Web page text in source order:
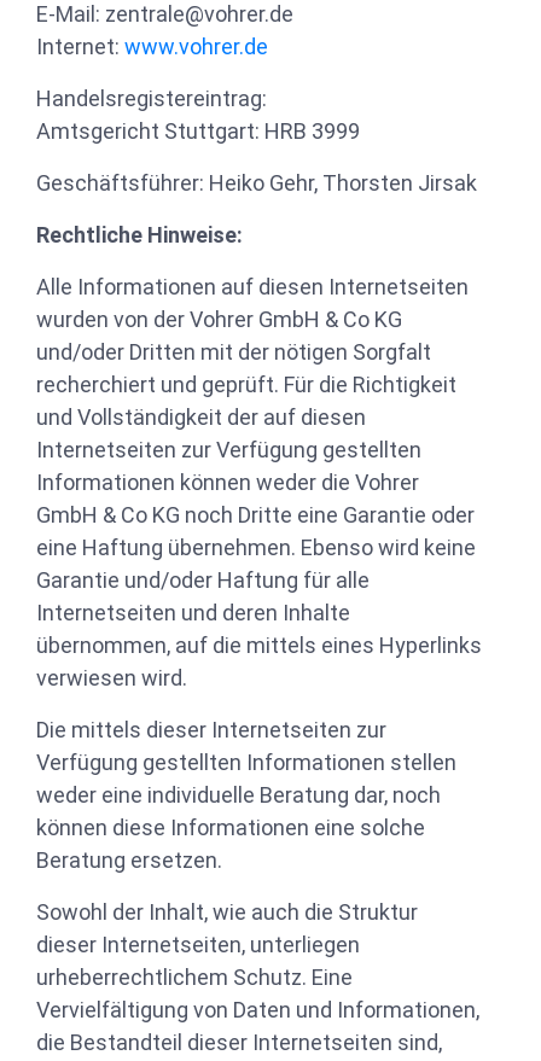
E-Mail: zentrale@vohrer.de
Internet: www.vohrer.de
Handelsregistereintrag:
Amtsgericht Stuttgart: HRB 3999
Geschäftsführer: Heiko Gehr, Thorsten Jirsak
Rechtliche Hinweise:
Alle Informationen auf diesen Internetseiten
wurden von der Vohrer GmbH & Co KG
und/oder Dritten mit der nötigen Sorgfalt
recherchiert und geprüft. Für die Richtigkeit
und Vollständigkeit der auf diesen
Internetseiten zur Verfügung gestellten
Informationen können weder die Vohrer
GmbH & Co KG noch Dritte eine Garantie oder
eine Haftung übernehmen. Ebenso wird keine
Garantie und/oder Haftung für alle
Internetseiten und deren Inhalte
übernommen, auf die mittels eines Hyperlinks
verwiesen wird.
Die mittels dieser Internetseiten zur
Verfügung gestellten Informationen stellen
weder eine individuelle Beratung dar, noch
können diese Informationen eine solche
Beratung ersetzen.
Sowohl der Inhalt, wie auch die Struktur
dieser Internetseiten, unterliegen
urheberrechtlichem Schutz. Eine
Vervielfältigung von Daten und Informationen,
die Bestandteil dieser Internetseiten sind,